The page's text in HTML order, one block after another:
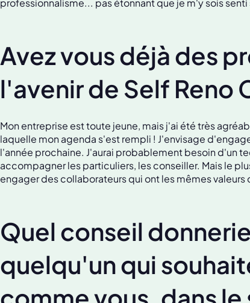
Avez vous déjà des
l'avenir de Self Reno
Mon entreprise est toute jeune, mais j'ai été très
laquelle mon agenda s'est rempli ! J'envisage
l'année prochaine. J'aurai probablement besoin d'un
accompagner les particuliers, les conseiller. Mais le
engager des collaborateurs qui ont les mêmes valeurs
Quel conseil
quelqu'un qui